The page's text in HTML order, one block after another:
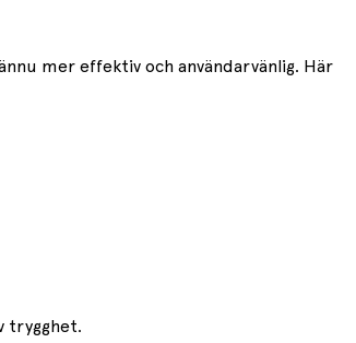
mer effektiv och användarvänlig. Här
trygghet.